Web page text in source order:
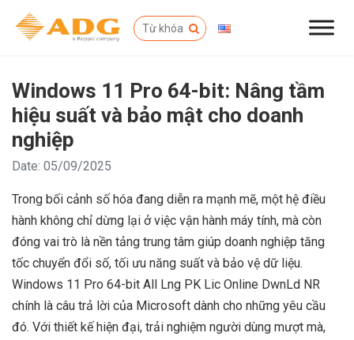
Windows 11 Pro 64-bit: Nâng tầm
hiệu suất và bảo mật cho doanh
nghiệp
Date: 05/09/2025
Trong bối cảnh số hóa đang diễn ra mạnh mẽ, một hệ điều
hành không chỉ dừng lại ở việc vận hành máy tính, mà còn
đóng vai trò là nền tảng trung tâm giúp doanh nghiệp tăng
tốc chuyển đổi số, tối ưu năng suất và bảo vệ dữ liệu.
Windows 11 Pro 64-bit All Lng PK Lic Online DwnLd NR
chính là câu trả lời của Microsoft dành cho những yêu cầu
đó. Với thiết kế hiện đại, trải nghiệm người dùng mượt mà,